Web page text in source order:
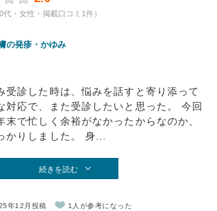
代・女性・掲載口コミ1件）
の発疹・かゆみ
受診した時は、悩みを話すと寄り添って
対応で、また受診したいと思った。 今回
末で忙しく余裕がなかったからなのか、
かりしました。 身...
続きを読む
年12月投稿 1人が参考になった